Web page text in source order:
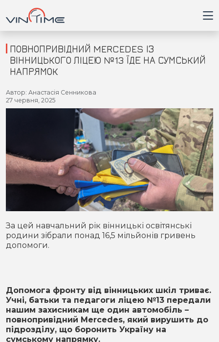
Головна
Війна
Здоров'я
Приватна думка
В кулуарах
Місто
Життя
Конфлікти
Партнери
Спорт
Футбол
Контакти
ПОВНОПРИВІДНИЙ MERCEDES ІЗ
ВІННИЦЬКОГО ЛІЦЕЮ №13 ЇДЕ НА СУМСЬКИЙ
НАПРЯМОК
Автор: Анастасія Сенникова
27 червня, 2025
За цей навчальний рік вінницькі освітянські
родини зібрали понад 16,5 мільйонів гривень
допомоги.
Допомога фронту від вінницьких шкіл триває.
Учні, батьки та педагоги ліцею №13 передали
нашим захисникам ще один автомобіль –
повнопривідний Mercedes, який вирушить до
підрозділу, що боронить Україну на
сумському напрямку.